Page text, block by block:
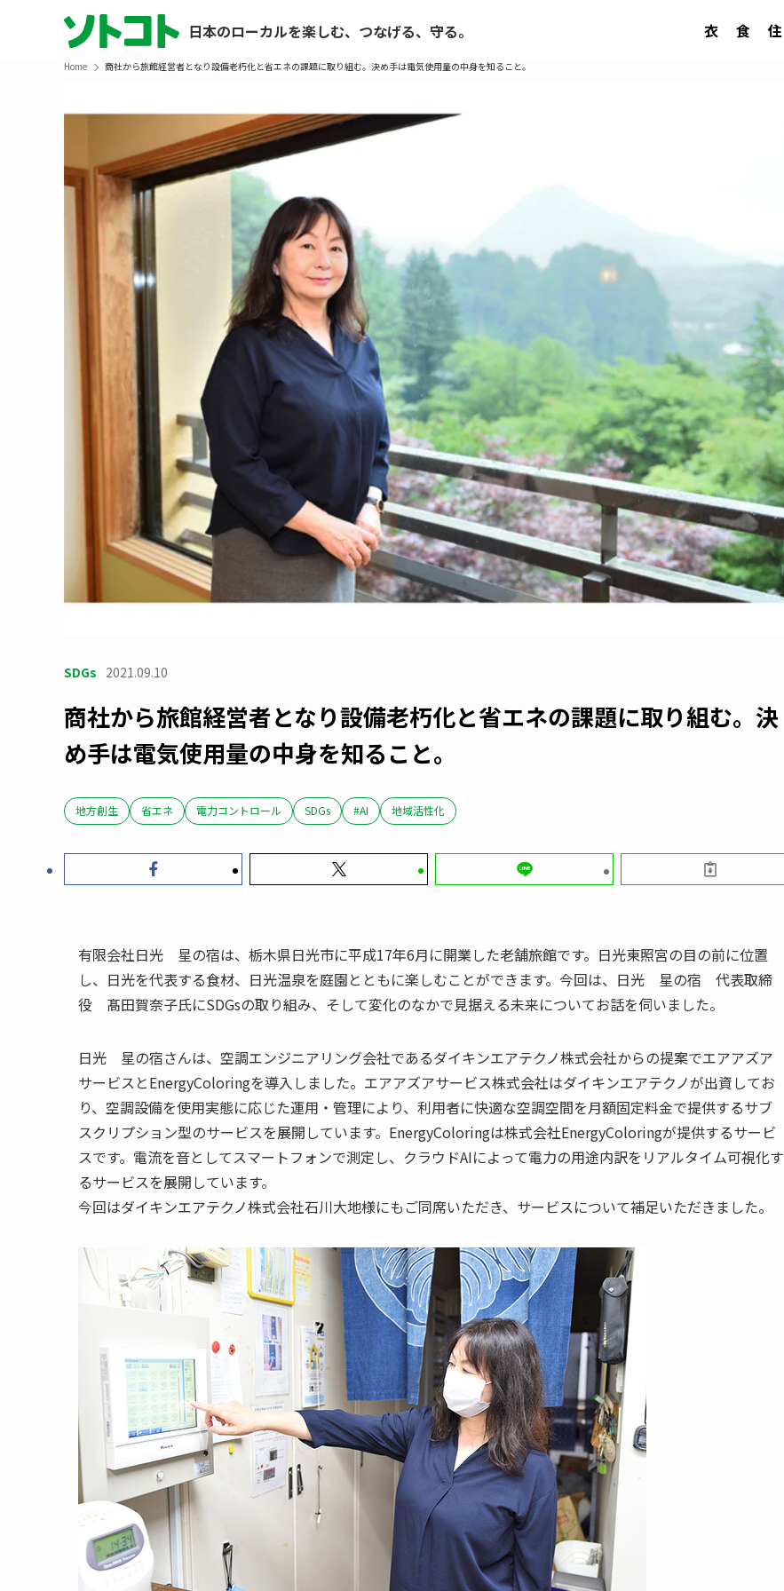
日本のローカルを楽しむ、つなげる、守る。 衣 食 住
Home 商社から旅館経営者となり設備老朽化と省エネの課題に取り組む。決め手は電気使用量の中身を知ること。
SDGs 2021.09.10
商社から旅館経営者となり設備老朽化と省エネの課題に取り組む。決
め手は電気使用量の中身を知ること。
地方創生 省エネ 電力コントロール SDGs #AI 地域活性化
有限会社日光 星の宿は、栃木県日光市に平成17年6月に開業した老舗旅館です。日光東照宮の目の前に位置
し、日光を代表する食材、日光温泉を庭園とともに楽しむことができます。今回は、日光 星の宿 代表取締
役 髙田賀奈子氏にSDGsの取り組み、そして変化のなかで見据える未来についてお話を伺いました。
日光 星の宿さんは、空調エンジニアリング会社であるダイキンエアテクノ株式会社からの提案でエアアズア
サービスとEnergyColoringを導入しました。エアアズアサービス株式会社はダイキンエアテクノが出資してお
り、空調設備を使用実態に応じた運用・管理により、利用者に快適な空調空間を月額固定料金で提供するサブ
スクリプション型のサービスを展開しています。EnergyColoringは株式会社EnergyColoringが提供するサービ
スです。電流を音としてスマートフォンで測定し、クラウドAIによって電力の用途内訳をリアルタイム可視化す
るサービスを展開しています。
今回はダイキンエアテクノ株式会社石川大地様にもご同席いただき、サービスについて補足いただきました。